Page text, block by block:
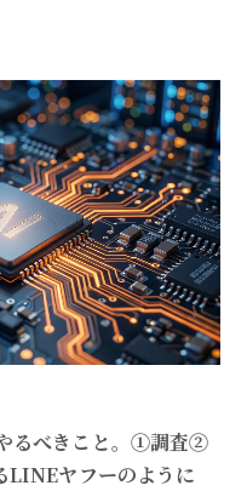
るべきこと。①調査②
ヤフーのように